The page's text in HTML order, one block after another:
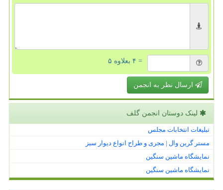
= ۴ بعلاوه ۵
ارسال نظر به انجمن
لینک دوستان انجمن گلف
تبلیغات انتخابات مجلس
مستر گرین وال | مجری و طراح انواع دیوار سبز
نمایشگاه ماشین سنگین
نمایشگاه ماشین سنگین